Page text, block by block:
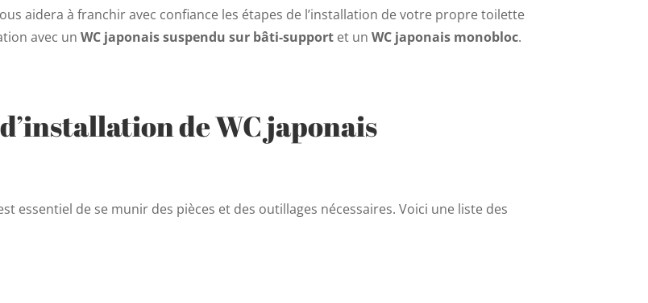
aidera à franchir avec confiance les étapes de l’installation de votre propre toilette
avec unWC japonais suspendu sur bâti-support et unWC japonais monobloc.
de WC japonais
essentiel de se munir des pièces et des outillages nécessaires. Voici une liste des